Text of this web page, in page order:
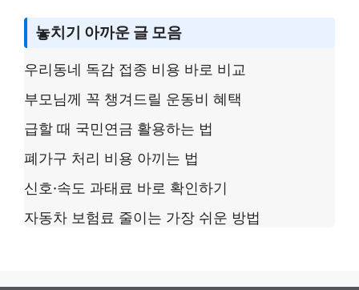
놓치기 아까운 글 모음
우리동네 독감 접종 비용 바로 비교
부모님께 꼭 챙겨드릴 운동비 혜택
급할 때 국민연금 활용하는 법
폐가구 처리 비용 아끼는 법
신호·속도 과태료 바로 확인하기
자동차 보험료 줄이는 가장 쉬운 방법